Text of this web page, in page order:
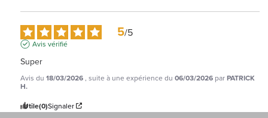
5/5
Avis vérifié
Super
Avis du 18/03/2026, suite à une expérience du 06/03/2026 parPATRICK
H.
Utile(0)Signaler